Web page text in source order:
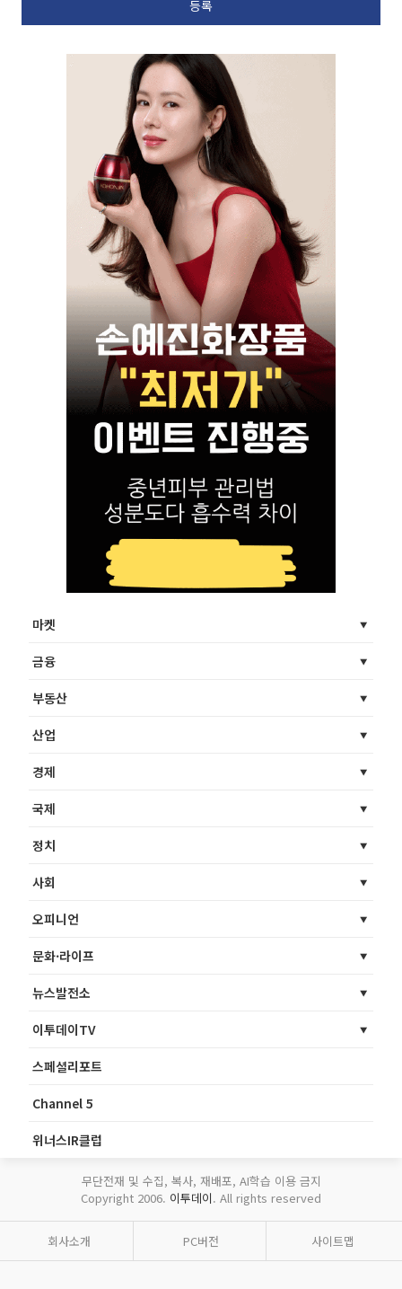
마켓
금융
부동산
산업
경제
국제
정치
사회
오피니언
문화·라이프
뉴스발전소
이투데이TV
스페셜리포트
Channel 5
위너스IR클럽
무단전재 및 수집, 복사, 재배포, AI학습 이용 금지
Copyright 2006. 이투데이. All rights reserved
회사소개 PC버전 사이트맵